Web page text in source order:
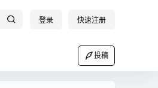
登录 快速注册
投稿